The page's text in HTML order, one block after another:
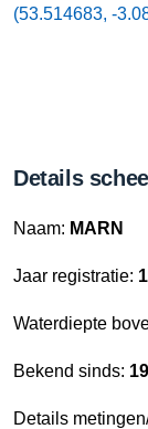
(53.514683, -
Details
Naam: MARN
Jaar registratie:
Waterdiepte
Bekend sinds:
Details